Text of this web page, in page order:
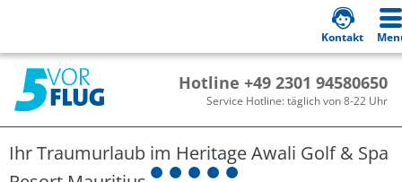
Hotline +49 2301 94580650
Service Hotline: täglich von 8-22 Uhr
Kontakt
Ihr Traumurlaub im Heritage Awali Golf & Spa